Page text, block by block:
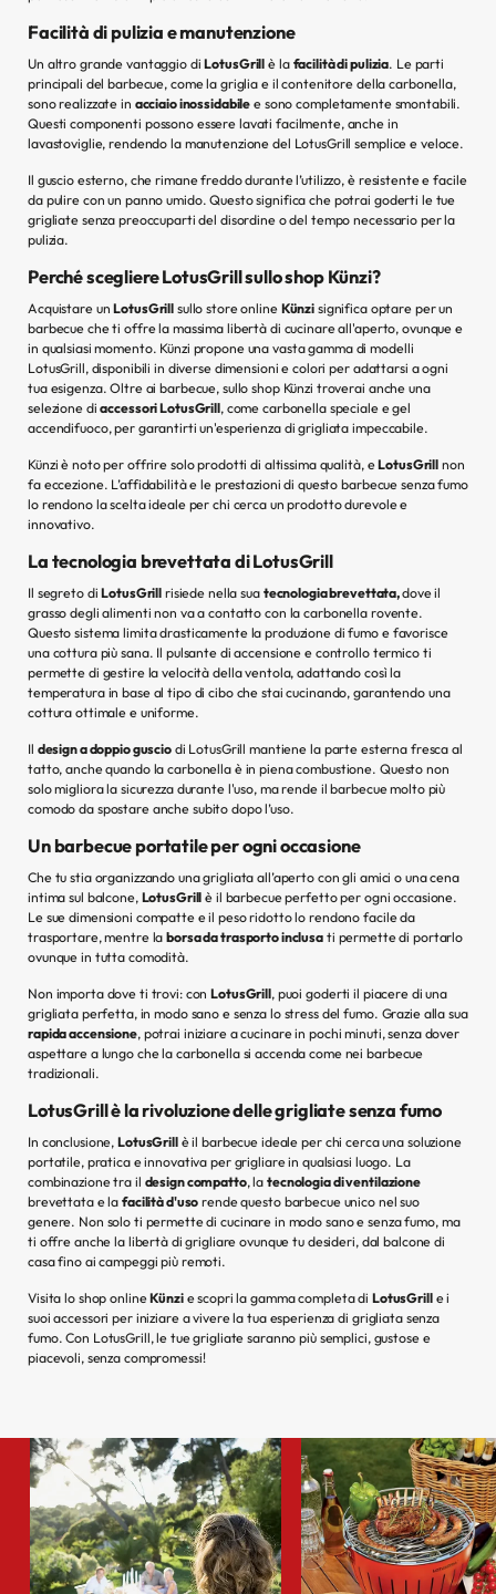
Facilità di pulizia e manutenzione
Un altro grande vantaggio diLotusGrill è la facilità di pulizia. Le parti
principali del barbecue, come la griglia e il contenitore della carbonella,
sono realizzate in acciaio inossidabile e sono completamente smontabili.
Questi componenti possono essere lavati facilmente, anche in
lavastoviglie, rendendo la manutenzione del LotusGrill semplice e veloce.
Il guscio esterno, che rimane freddo durante l’utilizzo, è resistente e facile
da pulire con un panno umido. Questo significa che potrai goderti le tue
grigliate senza preoccuparti del disordine o del tempo necessario per la
pulizia.
Perché scegliere LotusGrill sullo shop Künzi?
Acquistare unLotusGrill sullo store online Künzi significa optare per un
barbecue che ti offre la massima libertà di cucinare all'aperto, ovunque e
in qualsiasi momento. Künzi propone una vasta gamma di modelli
LotusGrill, disponibili in diverse dimensioni e colori per adattarsi a ogni
tua esigenza. Oltre ai barbecue, sullo shop Künzi troverai anche una
selezione diaccessori LotusGrill, come carbonella speciale e gel
accendifuoco, per garantirti un'esperienza di grigliata impeccabile.
Künzi è noto per offrire solo prodotti di altissima qualità, eLotusGrill non
fa eccezione. L’affidabilità e le prestazioni di questo barbecue senza fumo
lo rendono la scelta ideale per chi cerca un prodotto durevole e
innovativo.
La tecnologia brevettata di LotusGrill
Il segreto diLotusGrill risiede nella sua tecnologia brevettata,dove il
grasso degli alimenti non va a contatto con la carbonella rovente.
Questo sistema limita drasticamente la produzione di fumo e favorisce
una cottura più sana. Il pulsante di accensione e controllo termico ti
permette di gestire la velocità della ventola, adattando così la
temperatura in base al tipo di cibo che stai cucinando, garantendo una
cottura ottimale e uniforme.
Il design a doppio gusciodi LotusGrill mantiene la parte esterna fresca al
tatto, anche quando la carbonella è in piena combustione. Questo non
solo migliora la sicurezza durante l'uso, ma rende il barbecue molto più
comodo da spostare anche subito dopo l’uso.
Un barbecue portatile per ogni occasione
Che tu stia organizzando una grigliata all’aperto con gli amici o una cena
intima sul balcone, LotusGrill è il barbecue perfetto per ogni occasione.
Le sue dimensioni compatte e il peso ridotto lo rendono facile da
trasportare, mentre laborsa da trasporto inclusa ti permette di portarlo
ovunque in tutta comodità.
Non importa dove ti trovi: conLotusGrill, puoi goderti il piacere di una
grigliata perfetta, in modo sano e senza lo stress del fumo. Grazie alla sua
rapida accensione, potrai iniziare a cucinare in pochi minuti, senza dover
aspettare a lungo che la carbonella si accenda come nei barbecue
tradizionali.
LotusGrill è la rivoluzione delle grigliate senza fumo
In conclusione,LotusGrillè il barbecue ideale per chi cerca una soluzione
portatile, pratica e innovativa per grigliare in qualsiasi luogo. La
combinazione tra il design compatto, latecnologia di ventilazione
brevettata e lafacilità d'uso rende questo barbecue unico nel suo
genere. Non solo ti permette di cucinare in modo sano e senza fumo, ma
ti offre anche la libertà di grigliare ovunque tu desideri, dal balcone di
casa fino ai campeggi più remoti.
Visita lo shop onlineKünzie scopri la gamma completa di LotusGrille i
suoi accessori per iniziare a vivere la tua esperienza di grigliata senza
fumo. Con LotusGrill, le tue grigliate saranno più semplici, gustose e
piacevoli, senza compromessi!